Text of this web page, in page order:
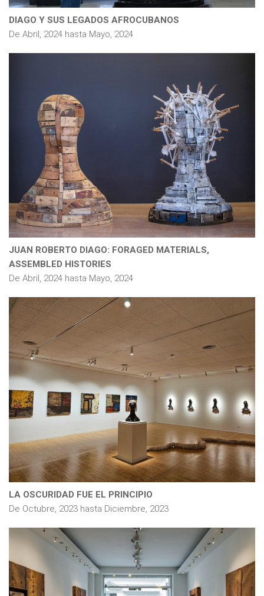
DIAGO Y SUS LEGADOS AFROCUBANOS
De Abril, 2024 hasta Mayo, 2024
JUAN ROBERTO DIAGO: FORAGED MATERIALS,
ASSEMBLED HISTORIES
De Abril, 2024 hasta Mayo, 2024
LA OSCURIDAD FUE EL PRINCIPIO
De Octubre, 2023 hasta Diciembre, 2023